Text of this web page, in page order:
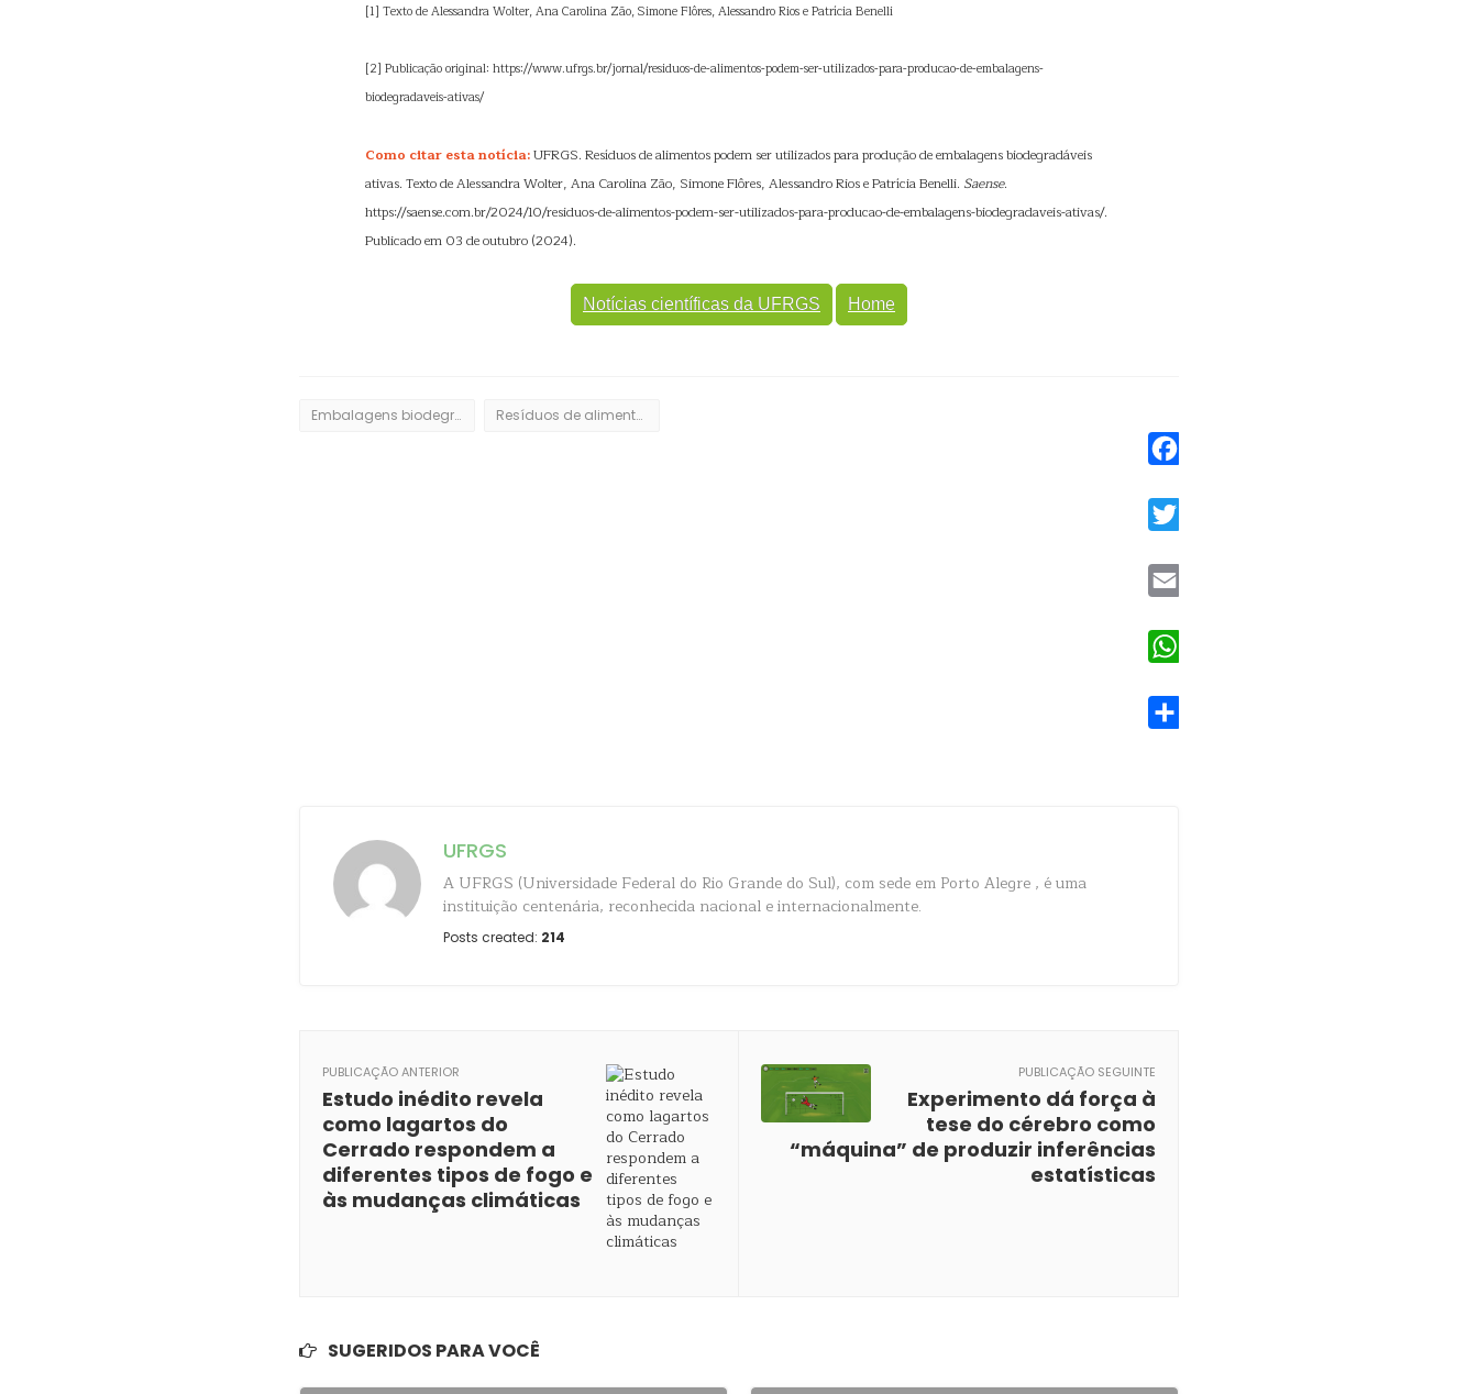
[1] Texto de Alessandra Wolter, Ana Carolina Zão, Simone Flôres, Alessandro Rios e Patrícia Benelli
[2] Publicação original: https://www.ufrgs.br/jornal/residuos-de-alimentos-podem-ser-utilizados-para-producao-de-embalagens-
biodegradaveis-ativas/
Como citar esta notícia:UFRGS. Resíduos de alimentos podem ser utilizados para produção de embalagens biodegradáveis
ativas. Texto de Alessandra Wolter, Ana Carolina Zão, Simone Flôres, Alessandro Rios e Patrícia Benelli. Saense.
https://saense.com.br/2024/10/residuos-de-alimentos-podem-ser-utilizados-para-producao-de-embalagens-biodegradaveis-ativas/.
Publicado em 03 de outubro (2024).
Notícias científicas da UFRGS Home
Embalagens biodegradáveis Resíduos de alimentos
UFRGS
A UFRGS (Universidade Federal do Rio Grande do Sul), com sede em Porto Alegre , é uma
instituição centenária, reconhecida nacional e internacionalmente.
Posts created: 214
PUBLICAÇÃO ANTERIOR
Estudo inédito revela
como lagartos do
Cerrado respondem a
diferentes tipos de fogo e
às mudanças climáticas
PUBLICAÇÃO SEGUINTE
Experimento dá força à
tese do cérebro como
“máquina” de produzir inferências
estatísticas
SUGERIDOS PARA VOCÊ